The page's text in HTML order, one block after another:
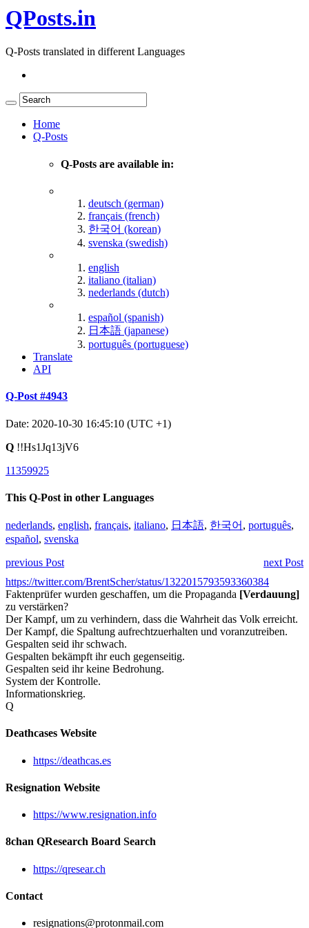
QPosts.in
Q-Posts translated in different Languages
Home
Q-Posts
Q-Posts are available in:
deutsch (german)
français (french)
한국어 (korean)
svenska (swedish)
english
italiano (italian)
nederlands (dutch)
español (spanish)
日本語 (japanese)
português (portuguese)
Translate
API
Q-Post #4943
Date: 2020-10-30 16:45:10 (UTC +1)
Q !!Hs1Jq13jV6
11359925
This Q-Post in other Languages
nederlands, english, français, italiano, 日本語, 한국어 , português,
español, svenska
previous Post
next Post
https://twitter.com/BrentScher/status/1322015793593360384
Faktenprüfer wurden geschaffen, um die Propaganda [Verdauung]
zu verstärken?
Der Kampf, um zu verhindern, dass die Wahrheit das Volk erreicht.
Der Kampf, die Spaltung aufrechtzuerhalten und voranzutreiben.
Gespalten seid ihr schwach.
Gespalten bekämpft ihr euch gegenseitig.
Gespalten seid ihr keine Bedrohung.
System der Kontrolle.
Informationskrieg.
Q
Deathcases Website
https://deathcas.es
Resignation Website
https://www.resignation.info
8chan QResearch Board Search
https://qresear.ch
Contact
resignations@protonmail.com